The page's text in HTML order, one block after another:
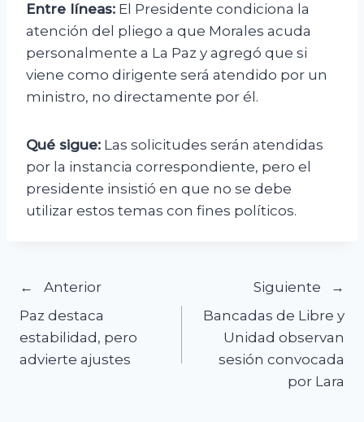
Entre líneas: El Presidente condiciona la
atención del pliego a que Morales acuda
personalmente a La Paz y agregó que si
viene como dirigente será atendido por un
ministro, no directamente por él.
Qué sigue: Las solicitudes serán atendidas
por la instancia correspondiente, pero el
presidente insistió en que no se debe
utilizar estos temas con fines políticos.
Navegación
de
entradas
Anterior
Paz destaca
estabilidad, pero
advierte ajustes
Siguiente
Bancadas de Libre y
Unidad observan
sesión convocada
por Lara